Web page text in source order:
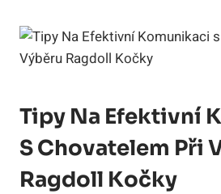
Tipy Na Efektivní
S Chovatelem​ Při
‌Ragdoll ​Kočky